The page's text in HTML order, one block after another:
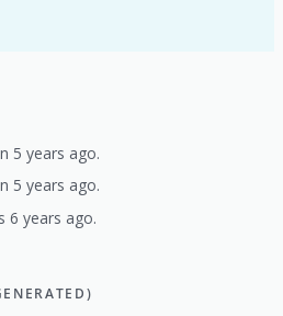
5 years ago.
5 years ago.
6 years ago.